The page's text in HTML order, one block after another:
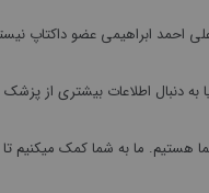
احمد ابراهیمی عضو داکتاپ
به دنبال اطلاعات بیشتری از
هستیم. ما به شما کمک میکنیم